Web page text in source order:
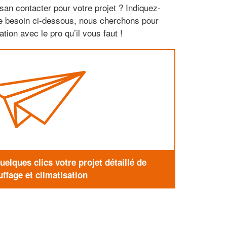
contacter pour votre projet ? Indiquez-
besoin ci-dessous, nous cherchons pour
avec le pro qu’il vous faut !
clics votre projet détaillé de
et climatisation